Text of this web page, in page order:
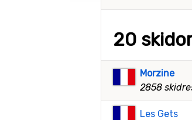
20
Morzine
2858
Les Gets